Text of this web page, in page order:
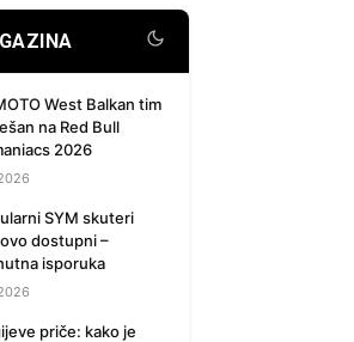
West Balkan tim
na Red Bull
2026
SYM skuteri
dostupni –
isporuka
priče: kako je